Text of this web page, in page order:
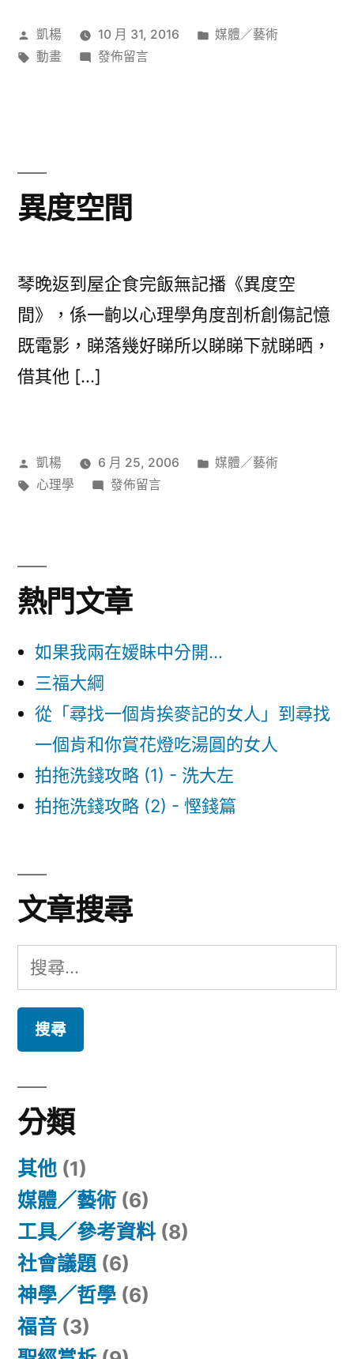
作
者:
凱楊 10 月 31, 2016
分
媒體／藝術
標
動畫
在
圓》
耶
基
督
真
實
發佈留言
異度空間
琴晚返到屋企食完飯無記播《異度空
間》，係一齣以心理學角度剖析創傷記憶
既電影，睇落幾好睇所以睇睇下就睇晒，
借其他 […]
作
者:
凱楊 6 月 25, 2006
分
媒體／藝術
標
心理學
在
發佈留言
熱門文章
如果我兩在嫒眛中分開...
三福大綱
從「尋找一個肯挨麥記的女人」到尋找
一個肯和你賞花燈吃湯圓的女人
拍拖洗錢攻略 (1) - 洗大左
拍拖洗錢攻略 (2) - 慳錢篇
文章搜尋
搜
尋
鍵
字:
分類
其他 (1)
媒體／藝術 (6)
工具／參考資料 (8)
社會議題(6)
神學／哲學 (6)
福音 (3)